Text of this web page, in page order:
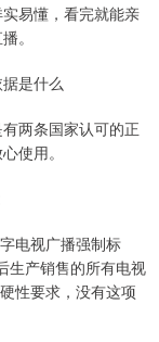
易懂，看完就能亲
。
是什么
两条国家认可的正
使用。
电视广播强制标
生产销售的所有电视
性要求，没有这项